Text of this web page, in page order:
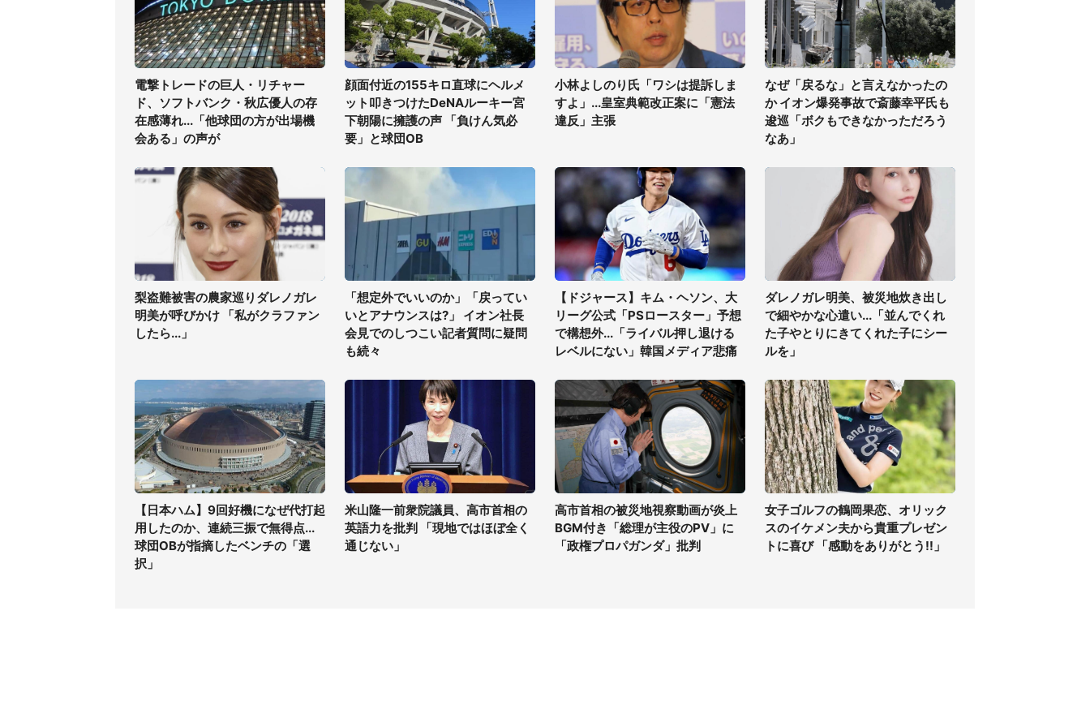
電撃トレードの巨人・リチャー
ド、ソフトバンク・秋広優人の存
在感薄れ...「他球団の方が出場機
会ある」の声が
顔面付近の155キロ直球にヘルメ
ット叩きつけたDeNAルーキー宮
下朝陽に擁護の声 「負けん気必
要」と球団OB
小林よしのり氏「ワシは提訴しま
すよ」...皇室典範改正案に「憲法
違反」主張
なぜ「戻るな」と言えなかったの
か イオン爆発事故で斎藤幸平氏も
逡巡「ボクもできなかっただろう
なあ」
梨盗難被害の農家巡りダレノガレ
明美が呼びかけ 「私がクラファン
したら...」
「想定外でいいのか」「戻ってい
いとアナウンスは?」 イオン社長
会見でのしつこい記者質問に疑問
も続々
【ドジャース】キム・ヘソン、大
リーグ公式「PSロースター」予想
で構想外...「ライバル押し退ける
レベルにない」韓国メディア悲痛
ダレノガレ明美、被災地炊き出し
で細やかな心遣い...「並んでくれ
た子やとりにきてくれた子にシー
ルを」
【日本ハム】9回好機になぜ代打起
用したのか、連続三振で無得点...
球団OBが指摘したベンチの「選
択」
米山隆一前衆院議員、高市首相の
英語力を批判 「現地ではほぼ全く
通じない」
高市首相の被災地視察動画が炎上
BGM付き「総理が主役のPV」に
「政権プロパガンダ」批判
女子ゴルフの鶴岡果恋、オリック
スのイケメン夫から貴重プレゼン
トに喜び 「感動をありがとう!!」